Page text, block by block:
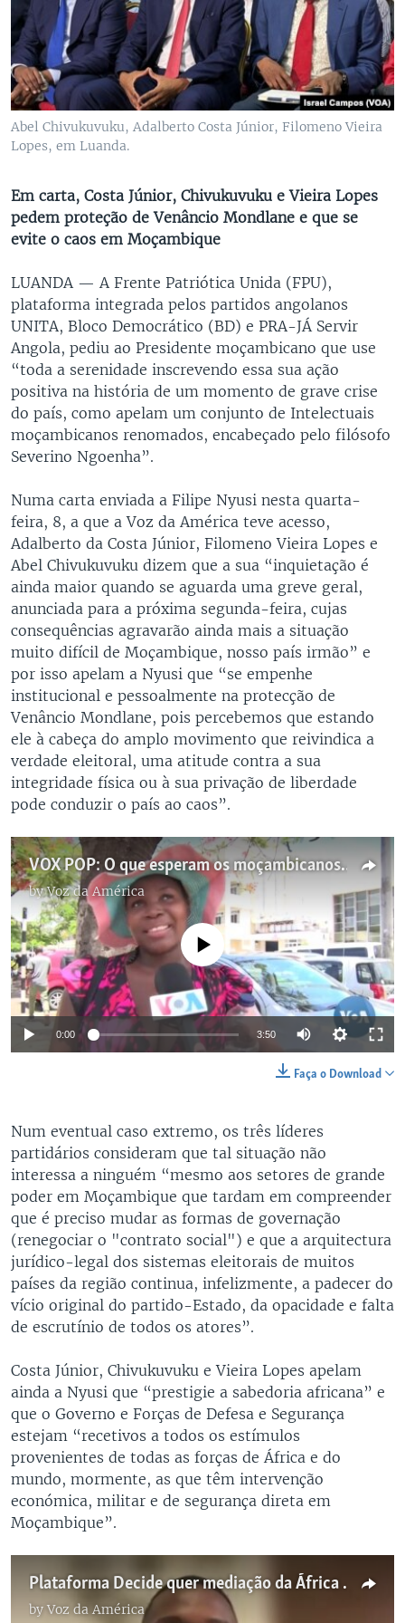
Abel Chivukuvuku, Adalberto Costa Júnior, Filomeno Vieira
Lopes, em Luanda.
Em carta, Costa Júnior, Chivukuvuku e Vieira Lopes
pedem proteção de Venâncio Mondlane e que se
evite o caos em Moçambique
LUANDA — A Frente Patriótica Unida (FPU),
plataforma integrada pelos partidos angolanos
UNITA, Bloco Democrático (BD) e PRA-JÁ Servir
Angola, pediu ao Presidente moçambicano que use
“toda a serenidade inscrevendo essa sua ação
positiva na história de um momento de grave crise
do país, como apelam um conjunto de Intelectuais
moçambicanos renomados, encabeçado pelo filósofo
Severino Ngoenha”.
Numa carta enviada a Filipe Nyusi nesta quarta-
feira, 8, a que a Voz da América teve acesso,
Adalberto da Costa Júnior, Filomeno Vieira Lopes e
Abel Chivukuvuku dizem que a sua “inquietação é
ainda maior quando se aguarda uma greve geral,
anunciada para a próxima segunda-feira, cujas
consequências agravarão ainda mais a situação
muito difícil de Moçambique, nosso país irmão” e
por isso apelam a Nyusi que “se empenhe
institucional e pessoalmente na protecção de
Venâncio Mondlane, pois percebemos que estando
ele à cabeça do amplo movimento que reivindica a
verdade eleitoral, uma atitude contra a sua
integridade física ou à sua privação de liberdade
pode conduzir o país ao caos”.
VOX POP: O que esperam os moçambicanos do regresso de Venâncio Mondlane
byVoz da América
Auto 240p 360p 480p
720p 1080p
No media source currently available
0:00 3:50
480p
720p
1080p
Faça o Download
Num eventual caso extremo, os três líderes
partidários consideram que tal situação não
interessa a ninguém “mesmo aos setores de grande
poder em Moçambique que tardam em compreender
que é preciso mudar as formas de governação
(renegociar o "contrato social") e que a arquitectura
jurídico-legal dos sistemas eleitorais de muitos
países da região continua, infelizmente, a padecer do
vício original do partido-Estado, da opacidade e falta
de escrutínio de todos os atores”.
Costa Júnior, Chivukuvuku e Vieira Lopes apelam
ainda a Nyusi que “prestigie a sabedoria africana” e
que o Governo e Forças de Defesa e Segurança
estejam “recetivos a todos os estímulos
provenientes de todas as forças de África e do
mundo, mormente, as que têm intervenção
económica, militar e de segurança direta em
Moçambique”.
Plataforma Decide quer mediação da África do Sul na situação de Moçambique
by Voz da América